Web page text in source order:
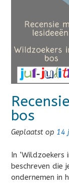
bos
Geplaatst op 14
In
beschreven die
ondernemen in